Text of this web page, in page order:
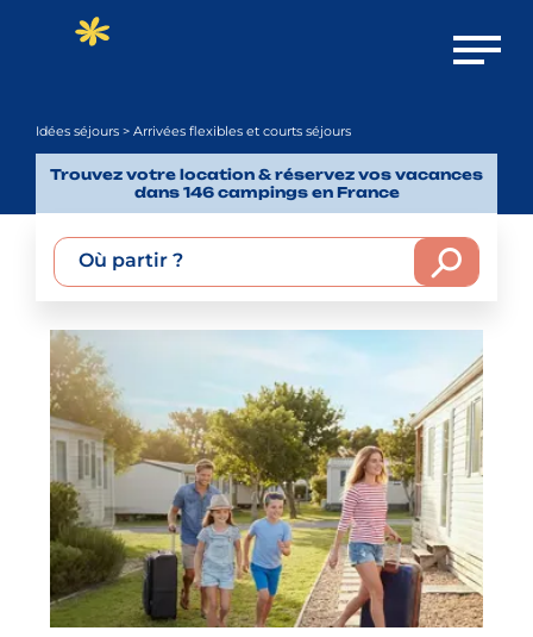
Ouvrir
Idées séjours > Arrivées flexibles et courts séjours
Trouvez votre location & réservez vos vacances
dans 146 campings en France
Où partir ?